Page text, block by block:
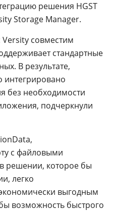
решения HGST
Storage Manager.
Versity совместим
стандартные
В результате,
интегрировано
без необходимости
подчеркнули
с файловыми
решении, которое бы
легко
выгодным
возможность быстрого